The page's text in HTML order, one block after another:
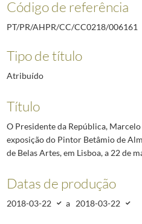
Código de referência
PT/PR/AHPR/CC/CC0218/006161
Tipo de título
Atribuído
Título
O Presidente da República, Marcelo
exposição do Pintor Betâmio de
de Belas Artes, em Lisboa, a 22 de
Datas de produção
2018-03-22 a 2018-03-22